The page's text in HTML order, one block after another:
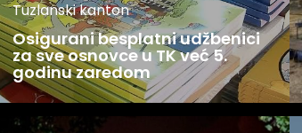
Tuzlanski kanton
Osigurani besplatni udžbenici
za sve osnovce u TK već 5.
godinu zaredom